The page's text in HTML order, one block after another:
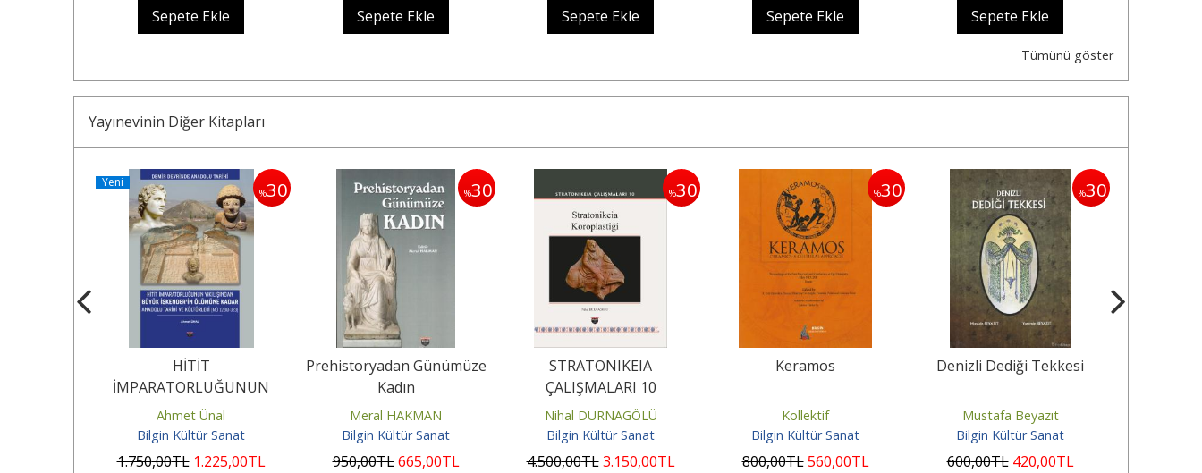
Sepete Ekle
Sepete Ekle
Sepete Ekle
Sepete Ekle
Sepete Ekle
Tümünü göster
Yayınevinin Diğer Kitapları
%30
Yeni
HİTİT
İMPARATORLUĞUNUN
YIKILIŞINDAN BÜYÜK
İSKENDER’İN ÖLÜMÜNE
KADAR...
Ahmet Ünal
Bilgin Kültür Sanat
1.750,00TL 1.225,00TL
%30
Prehistoryadan Günümüze
Kadın
Meral HAKMAN
Bilgin Kültür Sanat
950,00TL 665,00TL
%30
STRATONIKEIA
ÇALIŞMALARI 10
Nihal DURNAGÖLÜ
Bilgin Kültür Sanat
4.500,00TL 3.150,00TL
%30
Keramos
Kollektif
Bilgin Kültür Sanat
800,00TL 560,00TL
%30
Denizli Dediği Tekkesi
Mustafa Beyazıt
Bilgin Kültür Sanat
600,00TL 420,00TL